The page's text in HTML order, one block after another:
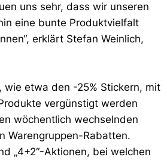
uns sehr, dass wir unseren
eine bunte Produktvielfalt
erklärt Stefan Weinlich,
etwa den -25% Stickern, mit
vergünstigt werden
wöchentlich wechselnden
Warengruppen-Rabatten.
„4+2“-Aktionen, bei welchen